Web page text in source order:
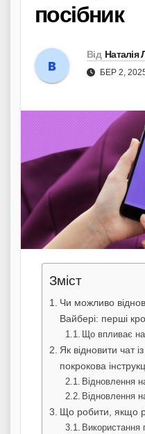
посібник
Від Наталія
БЕР 2,
Зміст
Чи можливо
Вайбері: перші
Що впливає
Як відновити чат
покрокова
Відновлення
Відновлення
Що робити, якщо
Використання